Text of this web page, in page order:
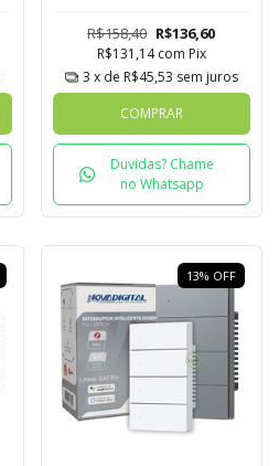
R$158,40 R$136,60
R$131,14com Pix
3 x de R$45,53 sem juros
COMPRAR
Duvidas? Chame
no Whatsapp
13% OFF